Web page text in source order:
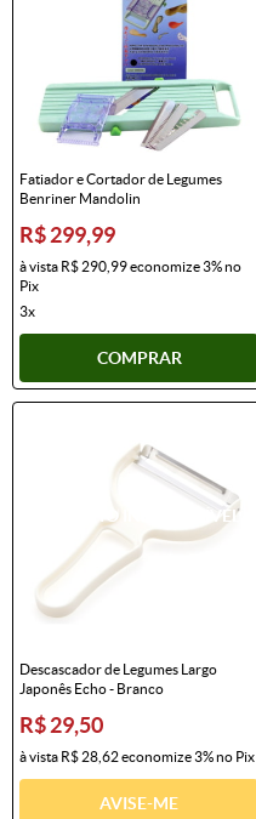
Fatiador e Cortador de Legumes
Benriner Mandolin
R$ 299,99
à vista R$ 290,99economize3%no
Pix
3x
COMPRAR
Descascador de Legumes Largo
Japonês Echo - Branco
R$ 29,50
à vista R$ 28,62economize3%no Pix
AVISE-ME